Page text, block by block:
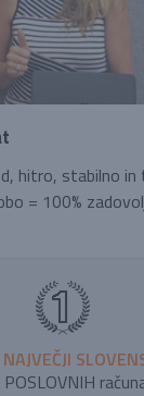
hitro, stabilno in
= 100%